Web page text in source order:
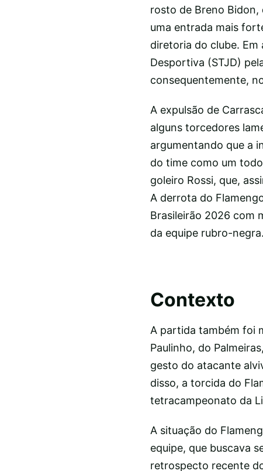
rosto de Breno Bidon,
uma entrada mais
diretoria do clube. Em
Desportiva (STJD)
consequentemente,
A expulsão de
alguns torcedores
argumentando que a
do time como um
goleiro Rossi, que,
A derrota do
Brasileirão 2026 com
da equipe rubro-negra.
Contexto
A partida também foi
Paulinho, do
gesto do atacante
disso, a torcida do
tetracampeonato da
A situação do
equipe, que buscava
retrospecto recente